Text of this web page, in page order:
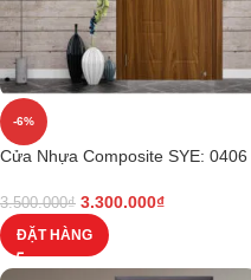
-6%
Cửa Nhựa Composite SYE: 0406
3.500.000₫ 3.300.000₫
ĐẶT HÀNG